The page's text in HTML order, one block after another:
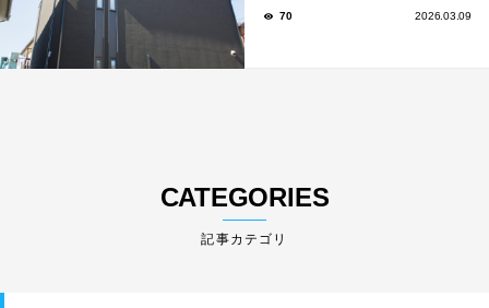
70 2026.03.09
CATEGORIES